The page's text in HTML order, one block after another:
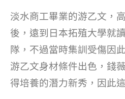
淡水商工畢業的游乙文，
後，遠到日本拓殖大學就
隊，不過當時集訓受傷因
游乙文身材條件出色，錢
得培養的潛力新秀，因此